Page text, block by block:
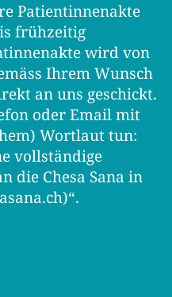
Patientinnenakte
frühzeitig
wird von
Ihrem Wunsch
an uns geschickt.
oder Email mit
Wortlaut tun:
vollständige
die Chesa Sana in